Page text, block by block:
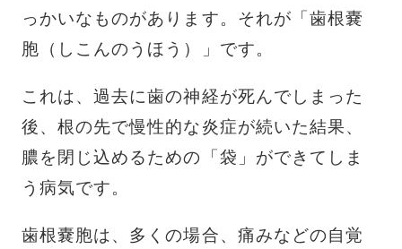
っかいなものがあります。それが「歯根嚢
胞（しこんのうほう）」です。
これは、過去に歯の神経が死んでしまった
後、根の先で慢性的な炎症が続いた結果、
膿を閉じ込めるための「袋」ができてしま
う病気です。
歯根嚢胞は、多くの場合、痛みなどの自覚